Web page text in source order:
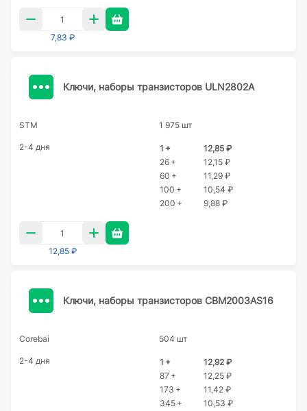
7,83 ₽
Ключи, наборы транзисторов ULN2802A
STM 1 975 шт
2-4 дня 1 +
12,85 ₽
26 +
12,15 ₽
60 +
11,29 ₽
100 +
10,54 ₽
200 +
9,88 ₽
12,85 ₽
Ключи, наборы транзисторов CBM2003AS16
Corebai 504 шт
2-4 дня 1 +
12,92 ₽
87 +
12,25 ₽
173 +
11,42 ₽
345 +
10,53 ₽